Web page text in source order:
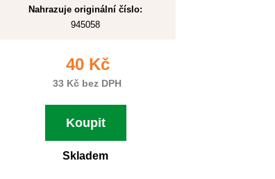
Nahrazuje originální číslo:
945058
40 Kč
33 Kč bez DPH
Koupit
Skladem